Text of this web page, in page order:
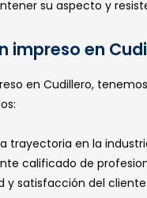
su aspecto y
impreso en
en Cudillero,
trayectoria en la
calificado de
y satisfacción del cliente.